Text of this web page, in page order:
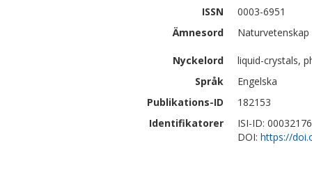
ISSN
0003-6951
Ämnesord
Nyckelord
liquid-crystals,
Språk
Engelska
Publikations-ID
182153
Identifikatorer
ISI-ID:
DOI: https://